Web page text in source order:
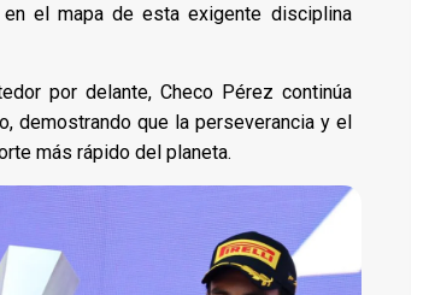
el mapa de esta exigente disciplina
por delante, Checo Pérez continúa
demostrando que la perseverancia y el
más rápido del planeta.